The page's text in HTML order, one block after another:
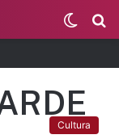
Switch
skin
Cultura